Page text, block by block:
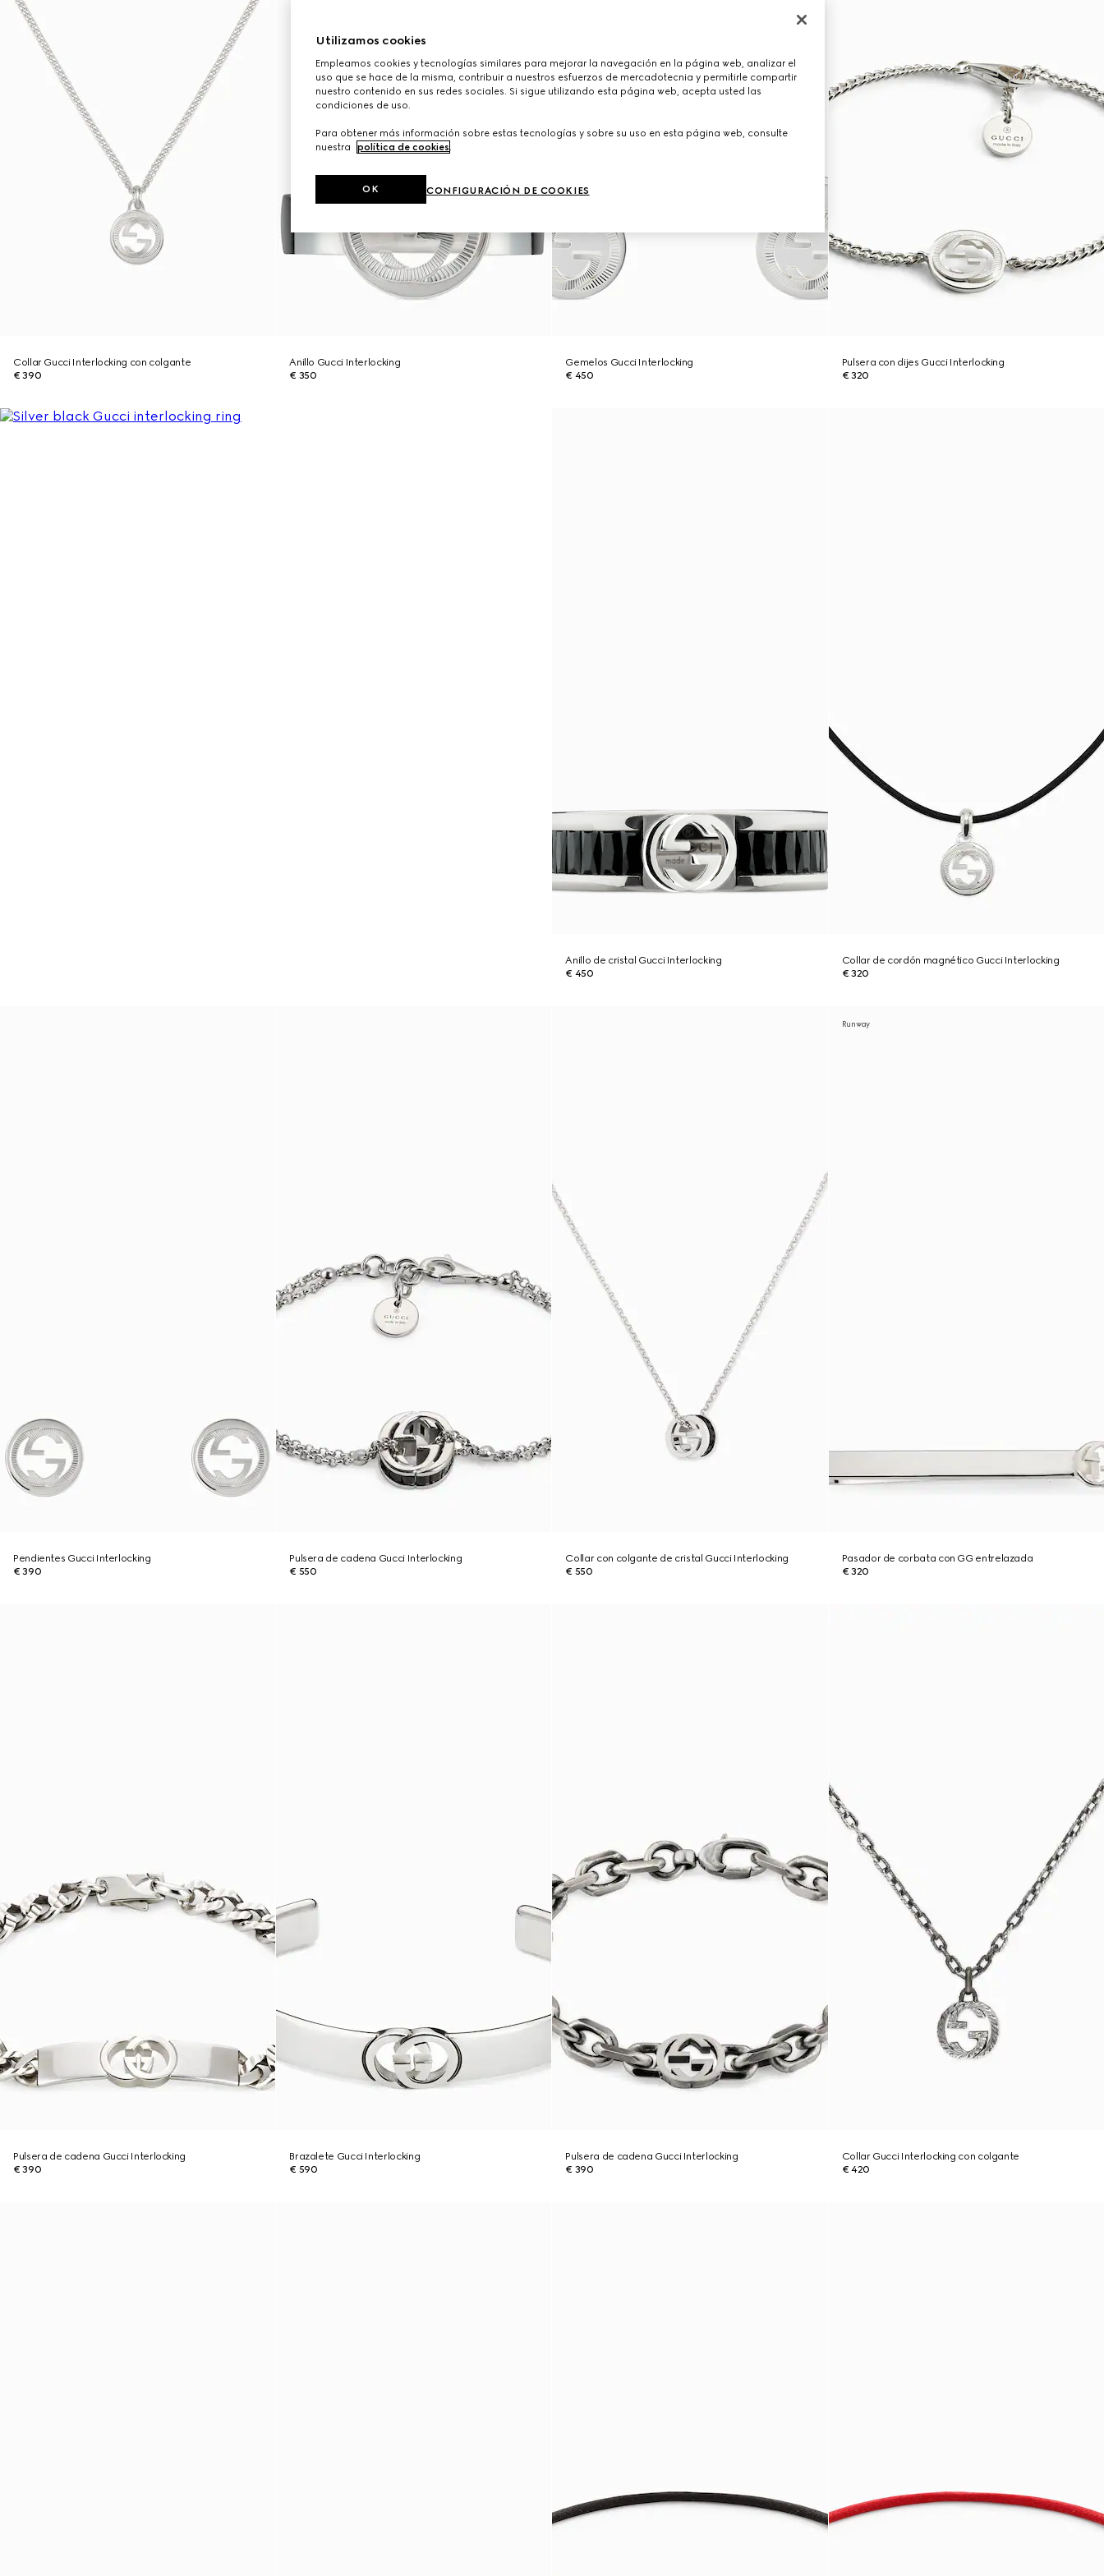
Collar Gucci Interlocking con colgante
€ 390
Anillo Gucci Interlocking
€ 350
Gemelos Gucci Interlocking
€ 450
Pulsera con dijes Gucci Interlocking
€ 320
Anillo de cristal Gucci Interlocking
€ 450
Collar de cordón magnético Gucci Interlocking
€ 320
Pendientes Gucci Interlocking
€ 390
Pulsera de cadena Gucci Interlocking
€ 550
Collar con colgante de cristal Gucci Interlocking
€ 550
Runway
Pasador de corbata con GG entrelazada
€ 320
Pulsera de cadena Gucci Interlocking
€ 390
Brazalete Gucci Interlocking
€ 590
Pulsera de cadena Gucci Interlocking
€ 390
Collar Gucci Interlocking con colgante
€ 420
Utilizamos cookies
Empleamos cookies y tecnologías similares para mejorar la navegación en la página web, analizar el
uso que se hace de la misma, contribuir a nuestros esfuerzos de mercadotecnia y permitirle compartir
nuestro contenido en sus redes sociales. Si sigue utilizando esta página web, acepta usted las
condiciones de uso.
Para obtener más información sobre estas tecnologías y sobre su uso en esta página web, consulte
nuestra
política de cookies.
CONFIGURACIÓN DE COOKIES
OK